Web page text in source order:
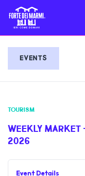
EVENTS
NEWS
HOSPITALITY
EVENTS
TOURISM
WEEKLY MARKET
2026
Event Details